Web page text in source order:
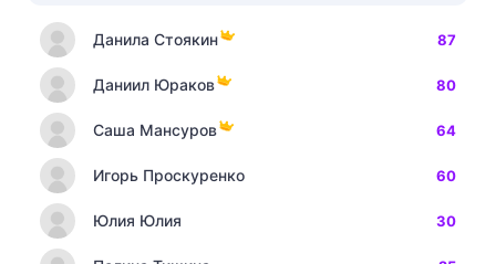
Данила Стоякин 87
Даниил Юраков 80
Саша Мансуров 64
Игорь Проскуренко 60
Юлия Юлия 30